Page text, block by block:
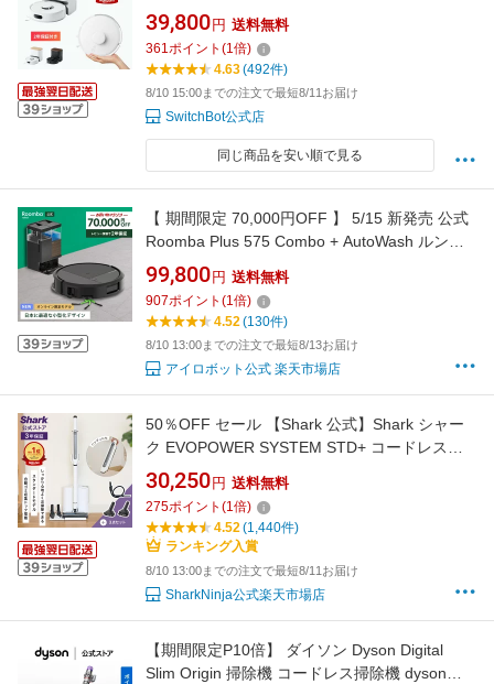
ボット 掃除機 クリーナー 超小型 水拭き 拭き掃
除 高精度マッピング 6000pa強力吸引 ゴミ収集
高性能 自動充電 レーザー搭載 禁止エリア 静音
39,800 円 送料無料
361ポイント (1倍)
4.63(492件)
8/10 15:00までの注文で最短8/11お届け
SwitchBot公式店
同じ商品を安い順で見る
【 期間限定 70,000円OFF 】 5/15 新発売 公式
Roomba Plus 575 Combo + AutoWash ルンバ
オンライン限定 アイロボット ロボット掃除機
掃除ロボ 水拭き 床拭き 高性能 モップ自動洗浄
乾燥機能 小型 iRobot roomba 日本 国内 正規品
メーカー保証 延長保証 送料無料
99,800 円 送料無料
907ポイント (1倍)
4.52(130件)
8/10 13:00までの注文で最短8/13お届け
アイロボット公式 楽天市場店
50％OFF セール 【Shark 公式】Shark シャー
ク EVOPOWER SYSTEM STD+ コードレスス
ティッククリーナー 追加アクセサリー セット
（ブラシ2種 ＋ プレシジョンダスター ） 公式
オンラインストア限定 エヴォパワーシステムス
タンダードプラス CS150JAE-SET3A /
30,250 円 送料無料
275ポイント (1倍)
4.52(1,440件)
ランキング入賞
8/10 13:00までの注文で最短8/11お届け
SharkNinja公式楽天市場店
【期間限定P10倍】 ダイソン Dyson Digital
Slim Origin 掃除機 コードレス掃除機 dyson